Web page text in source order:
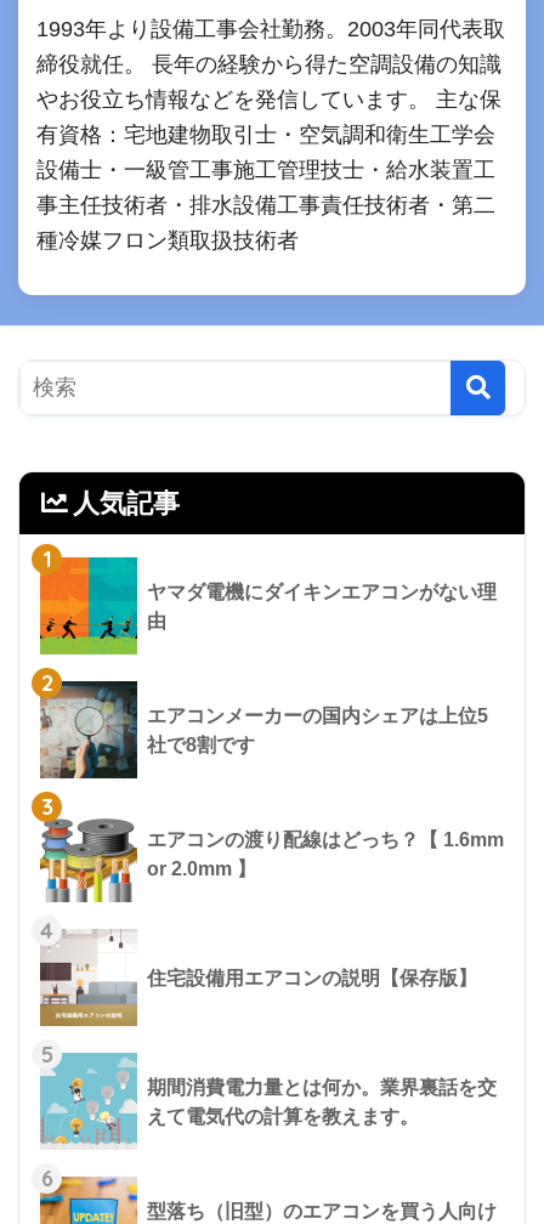
1993年より設備工事会社勤務。2003年同代表取
締役就任。 長年の経験から得た空調設備の知識
やお役立ち情報などを発信しています。 主な保
有資格：宅地建物取引士・空気調和衛生工学会
設備士・一級管工事施工管理技士・給水装置工
事主任技術者・排水設備工事責任技術者・第二
種冷媒フロン類取扱技術者
人気記事
1
ヤマダ電機にダイキンエアコンがない理
由
2
エアコンメーカーの国内シェアは上位5
社で8割です
3
エアコンの渡り配線はどっち？【 1.6mm
or 2.0mm 】
4
住宅設備用エアコンの説明【保存版】
5
期間消費電力量とは何か。業界裏話を交
えて電気代の計算を教えます。
6
型落ち（旧型）のエアコンを買う人向け